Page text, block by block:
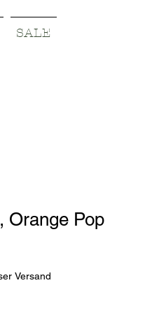
SALE
Orange Pop
Versand